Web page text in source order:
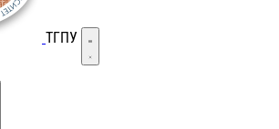
ТГПУ Открыть меню